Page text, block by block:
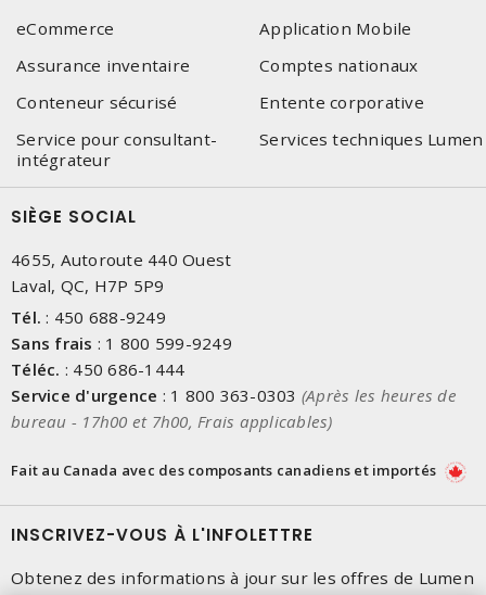
eCommerce
Application Mobile
Assurance inventaire
Comptes nationaux
Conteneur sécurisé
Entente corporative
Service pour consultant-
intégrateur
Services techniques Lumen
SIÈGE SOCIAL
4655, Autoroute 440 Ouest
Laval, QC, H7P 5P9
Tél. : 450 688-9249
Sans frais : 1 800 599-9249
Téléc. : 450 686-1444
Service d'urgence : 1 800 363-0303 (Après les heures de
bureau - 17h00 et 7h00, Frais applicables)
Fait au Canada avec des composants canadiens et importés
INSCRIVEZ-VOUS À L'INFOLETTRE
Obtenez des informations à jour sur les offres de Lumen